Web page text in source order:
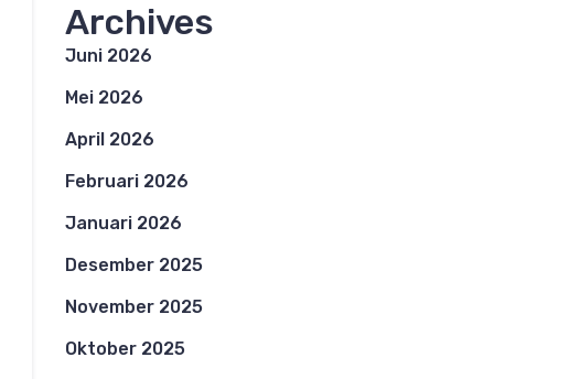
Archives
Juni 2026
Mei 2026
April 2026
Februari 2026
Januari 2026
Desember 2025
November 2025
Oktober 2025